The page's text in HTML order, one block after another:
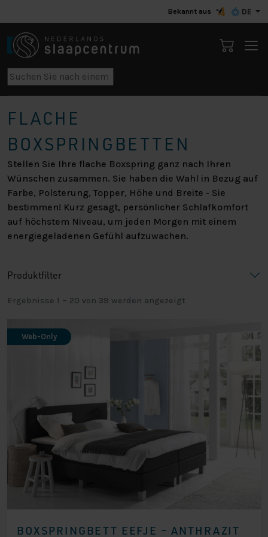
Bekannt aus DE
FLACHE
BOXSPRINGBETTEN
Stellen Sie Ihre flache Boxspring ganz nach Ihren
Wünschen zusammen. Sie haben die Wahl in Bezug auf
Farbe, Polsterung, Topper, Höhe und Breite - Sie
bestimmen! Kurz gesagt, persönlicher Schlafkomfort
auf höchstem Niveau, um jeden Morgen mit einem
energiegeladenen Gefühl aufzuwachen.
Produktfilter
Ergebnisse 1 – 20 von 39 werden angezeigt
BOXSPRINGBETT EEFJE – ANTHRAZIT
Web-Only